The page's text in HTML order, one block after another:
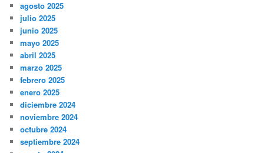
agosto 2025
julio 2025
junio 2025
mayo 2025
abril 2025
marzo 2025
febrero 2025
enero 2025
diciembre 2024
noviembre 2024
octubre 2024
septiembre 2024